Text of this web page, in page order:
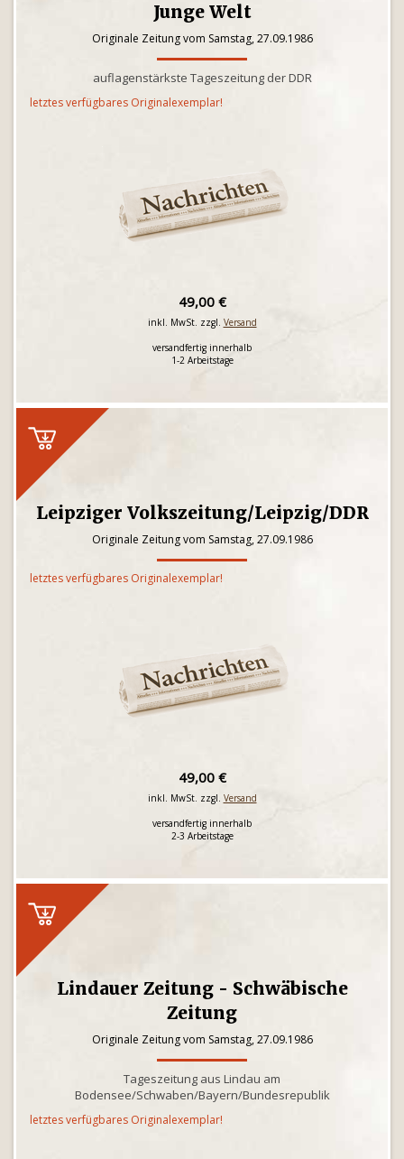
Junge Welt
Originale Zeitung vom Samstag, 27.09.1986
auflagenstärkste Tageszeitung der DDR
letztes verfügbares Originalexemplar!
49,00 €
inkl. MwSt. zzgl. Versand
versandfertig innerhalb
1-2 Arbeitstage
Leipziger Volkszeitung/Leipzig/DDR
Originale Zeitung vom Samstag, 27.09.1986
letztes verfügbares Originalexemplar!
49,00 €
inkl. MwSt. zzgl. Versand
versandfertig innerhalb
2-3 Arbeitstage
Lindauer Zeitung - Schwäbische
Zeitung
Originale Zeitung vom Samstag, 27.09.1986
Tageszeitung aus Lindau am
Bodensee/Schwaben/Bayern/Bundesrepublik
letztes verfügbares Originalexemplar!